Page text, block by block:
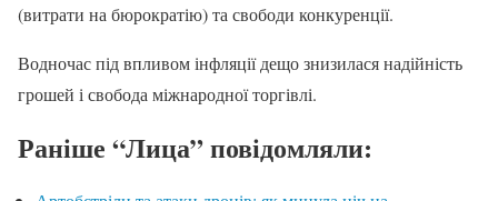
(витрати на бюрократію) та свободи конкуренції.
Водночас під впливом інфляції дещо знизилася надійність
грошей і свобода міжнародної торгівлі.
Раніше “Лица” повідомляли: